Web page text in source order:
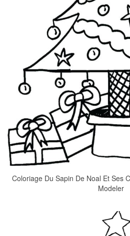
Coloriage Du Sapin De Noal Et Ses
Modeler